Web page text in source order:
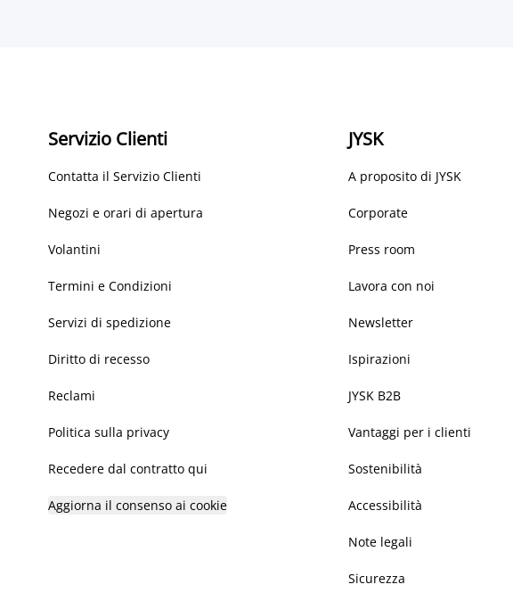
Servizio Clienti
Contatta il Servizio Clienti
Negozi e orari di apertura
Volantini
Termini e Condizioni
Servizi di spedizione
Diritto di recesso
Reclami
Politica sulla privacy
Recedere dal contratto qui
Aggiorna il consenso ai cookie
JYSK
A proposito di JYSK
Corporate
Press room
Lavora con noi
Newsletter
Ispirazioni
JYSK B2B
Vantaggi per i clienti
Sostenibilità
Accessibilità
Note legali
Sicurezza